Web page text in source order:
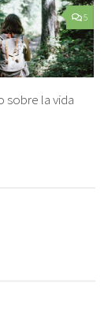
5
sobre la vida